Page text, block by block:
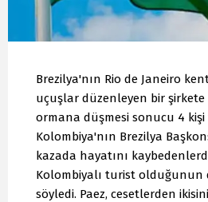
Brezilya'nın Rio de Janeiro
uçuşlar düzenleyen bir
ormana düşmesi sonucu 4 kişi
Kolombiya'nın Brezilya
kazada hayatını
Kolombiyalı turist olduğunun
söyledi. Paez, cesetlerden